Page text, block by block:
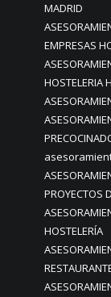
MADRID
EMPRESAS
HOSTELERIA
PROYECTOS
HOSTELERÍA